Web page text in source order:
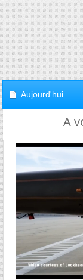
Aujourd'hui
A